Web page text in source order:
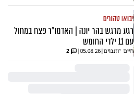
יבואו טהורים
רגע מרגש בהר יונה | האדמו"ר פצח במחול
עם 11 ילדי החומש
חיים רוזנבוים|
05.08.26
|
2